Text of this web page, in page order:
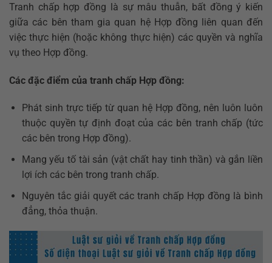
Tranh chấp hợp đồng là sự mâu thuẫn, bất đồng ý kiến
giữa các bên tham gia quan hệ Hợp đồng liên quan đến
việc thực hiện (hoặc không thực hiện) các quyền và nghĩa
vụ theo Hợp đồng.
Các đặc điểm của tranh chấp Hợp đồng:
Phát sinh trực tiếp từ quan hệ Hợp đồng, nên luôn luôn
thuộc quyền tự định đoạt của các bên tranh chấp (tức
các bên trong Hợp đồng).
Mang yếu tố tài sản (vật chất hay tinh thần) và gắn liền
lợi ích các bên trong tranh chấp.
Nguyên tắc giải quyết các tranh chấp Hợp đồng là bình
đẳng, thỏa thuận.